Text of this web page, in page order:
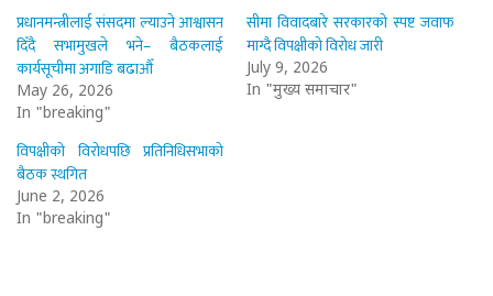
प्रधानमन्त्रीलाई संसदमा ल्याउने आश्वासन
दिँदै सभामुखले भने– बैठकलाई
कार्यसूचीमा अगाडि बढाऔँ
May 26, 2026
In "breaking"
सीमा विवादबारे सरकारको स्पष्ट जवाफ
माग्दै विपक्षीको विरोध जारी
July 9, 2026
In "मुख्य समाचार"
विपक्षीको विरोधपछि प्रतिनिधिसभाको
बैठक स्थगित
June 2, 2026
In "breaking"